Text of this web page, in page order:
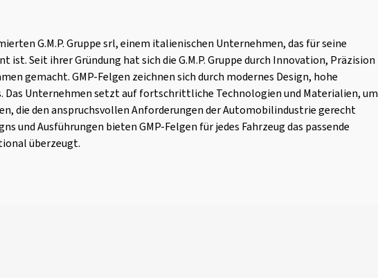
G.M.P. Gruppe srl, einem italienischen Unternehmen, das für seine
Seit ihrer Gründung hat sich die G.M.P. Gruppe durch Innovation, Präzision
gemacht. GMP-Felgen zeichnen sich durch modernes Design, hohe
Das Unternehmen setzt auf fortschrittliche Technologien und Materialien, um
die den anspruchsvollen Anforderungen der Automobilindustrie gerecht
und Ausführungen bieten GMP-Felgen für jedes Fahrzeug das passende
überzeugt.